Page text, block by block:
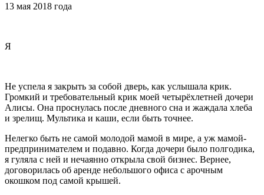
13 мая 2018 года
Я
Не успела я закрыть за собой дверь, как услышала крик.
Громкий и требовательный крик моей четырёхлетней дочери
Алисы. Она проснулась после дневного сна и жаждала хлеба
и зрелищ. Мультика и каши, если быть точнее.
Нелегко быть не самой молодой мамой в мире, а уж мамой-
предпринимателем и подавно. Когда дочери было полгодика,
я гуляла с ней и нечаянно открыла свой бизнес. Вернее,
договорилась об аренде небольшого офиса с арочным
окошком под самой крышей.